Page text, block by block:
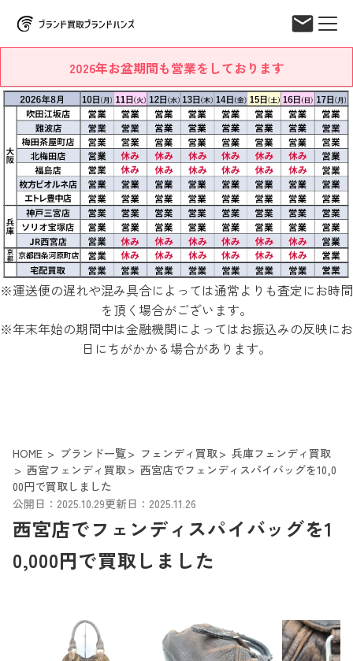
2026年お盆期間も営業をしております
※運送便の遅れや混み具合によっては通常よりも査定にお時間
を頂く場合がございます。
※年末年始の期間中は金融機関によってはお振込みの反映にお
日にちがかかる場合があります。
HOME ブランド一覧 フェンディ買取
兵庫フェンディ買取
西宮フェンディ買取
西宮店でフェンディスパイバッグを10,0
00円で買取しました
公開日：2025.10.29更新日：2025.11.26
西宮店でフェンディスパイバッグを1
0,000円で買取しました